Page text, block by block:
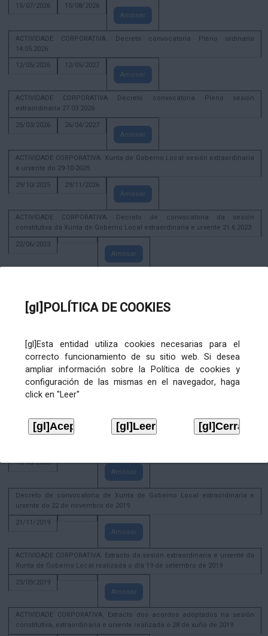
[gl]POLÍTICA DE COOKIES
[gl]Esta entidad utiliza cookies necesarias para el
correcto funcionamiento de su sitio web. Si desea
ampliar información sobre la Política de cookies y
configuración de las mismas en el navegador, haga
click en "Leer"
15/07/2026
15/08/2026
Amosar
ACTIVIDADE CORPORATIVA. Decreto convocatoria Pleno ordinario
14.05.2026
12/05/2026
12/05/2027
Amosar
ACTIVIDADE CORPORATIVA Decreto convocatoria Pleno sesión
extraordinaria 27.03.2026
25/03/2026
26/04/2027
Amosar
ACTIVIDADE CORPORATIVA. Xunta de Goberno Local sesión extraordinaria
e urxente do 29-10-2025
29/10/2025
29/11/2026
Amosar
ACTIVIDADE CORPORATIVA. Decreto de convocatoria da sesión
constitutiva da Xunta de Goberno Local extraordinaria e urxente 21.6.2023
22/06/2023
Amosar
Amosar
28/12/2020
Amosar
ACTIVIDADE CORPORATIVA. Extracto do Pleno ordinario de data 2.7.2020
ACTIVIDADE CORPORATIVA. Extracto da Xunta de Goberno Local de 17 de
18/06/2020
Amosar
Decreto de convocatoria de Xunta de Goberno Local extraordinaria e
urxente do 22 de novembro de 2019
21/11/2019
Amosar
ACTIVIDADE CORPORATIVA. Extracto da sesión extraordinaria e urxente da
Xunta de Goberno Local realizada o día 19 de setembro de 2019
23/09/2019
Amosar
ACTIVIDADE CORPORATIVA. Extracto dos acordos adoptados na sesión
constitutiva, extraordinaria e urxente realizada o 28 de xuño de 2019